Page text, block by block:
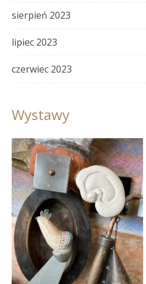
sierpień 2023
lipiec 2023
czerwiec 2023
Wystawy